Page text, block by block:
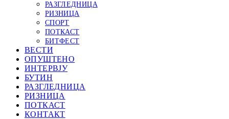
РАЗГЛЕДНИЦА
РИЗНИЦА
СПОРТ
ПОТКАСТ
БИТФЕСТ
ВЕСТИ
ОПУШТЕНО
ИНТЕРВЈУ
БУТИН
РАЗГЛЕДНИЦА
РИЗНИЦА
ПОТКАСТ
КОНТАКТ